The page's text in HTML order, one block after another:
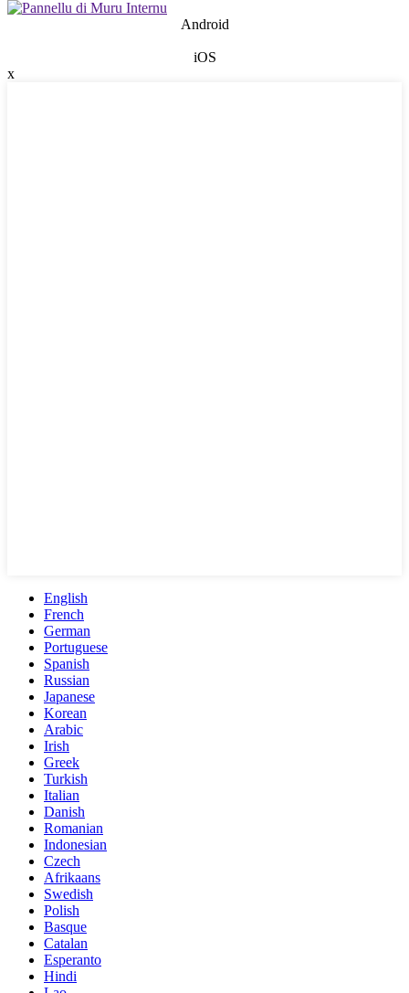
Android
iOS
x
English
French
German
Portuguese
Spanish
Russian
Japanese
Korean
Arabic
Irish
Greek
Turkish
Italian
Danish
Romanian
Indonesian
Czech
Afrikaans
Swedish
Polish
Basque
Catalan
Esperanto
Hindi